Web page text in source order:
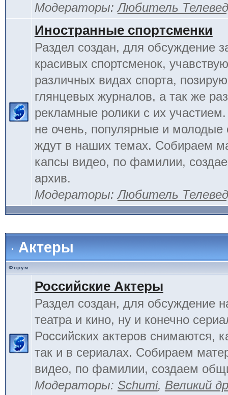
Модераторы:Любитель
Иностранные спортсменки
Раздел создан, для обсуждение
красивых спортсменок,
различных видах спорта,
глянцевых журналов, а так же
рекламные ролики с их
не очень, популярные и молодые
ждут в наших темах. Собираем
капсы видео, по фамилии,
архив.
Модераторы:Любитель
Актеры
Форум
Российские Актеры
Раздел создан, для обсуждение
театра и кино, ну и конечно
Российских актеров снимаются,
так и в сериалах. Собираем
видео, по фамилии, создаем
Модераторы: Schumi, Великий